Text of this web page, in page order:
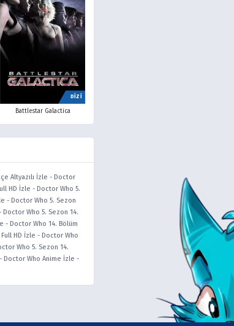
DİZİ
Battlestar Galactica
Altyazılı İzle - Doctor
HD İzle - Doctor Who 5.
- Doctor Who 5. Sezon
Doctor Who 5. Sezon 14.
- Doctor Who 14. Bölüm
HD İzle - Doctor Who
Who 5. Sezon 14.
- Doctor Who Anime İzle -